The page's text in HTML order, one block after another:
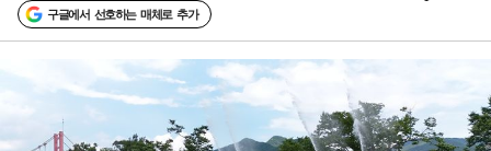
구글에서 선호하는 매체로 추가